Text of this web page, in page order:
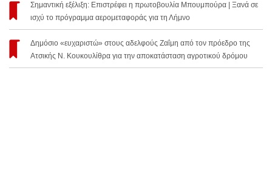
Σημαντική εξέλιξη: Επιστρέφει η πρωτοβουλία Μπουμπούρα | Ξανά σε
ισχύ το πρόγραμμα αερομεταφοράς για τη Λήμνο
Δημόσιο «ευχαριστώ» στους αδελφούς Ζαΐμη από τον πρόεδρο της
Ατσικής Ν. Κουκουλίθρα για την αποκατάσταση αγροτικού δρόμου